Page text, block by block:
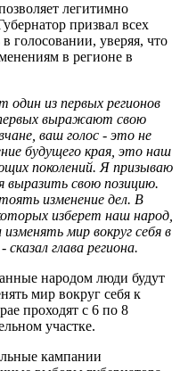
легитимно
призвал всех
голосовании, уверяя, что
в регионе в
один из первых регионов
выражают свою
ваш голос - это не
будущего края, это наш
поколений. Я призываю
выразить свою позицию.
изменение дел. В
изберет наш народ,
мир вокруг себя в
глава региона.
народом люди будут
мир вокруг себя к
проходят с 6 по 8
участке.
кампании